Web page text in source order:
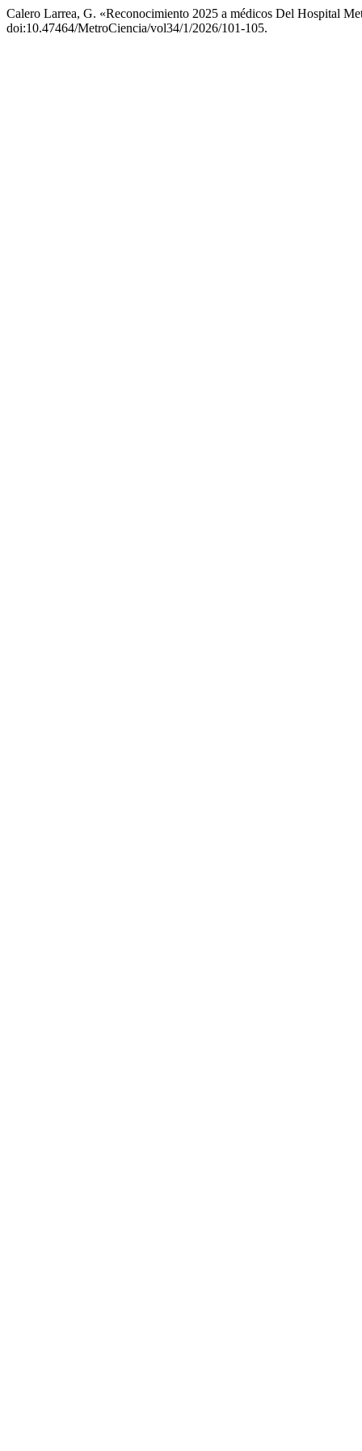
Calero Larrea, G. «Reconocimiento 2025 a médicos Del Hospital
doi:10.47464/MetroCiencia/vol34/1/2026/101-105.